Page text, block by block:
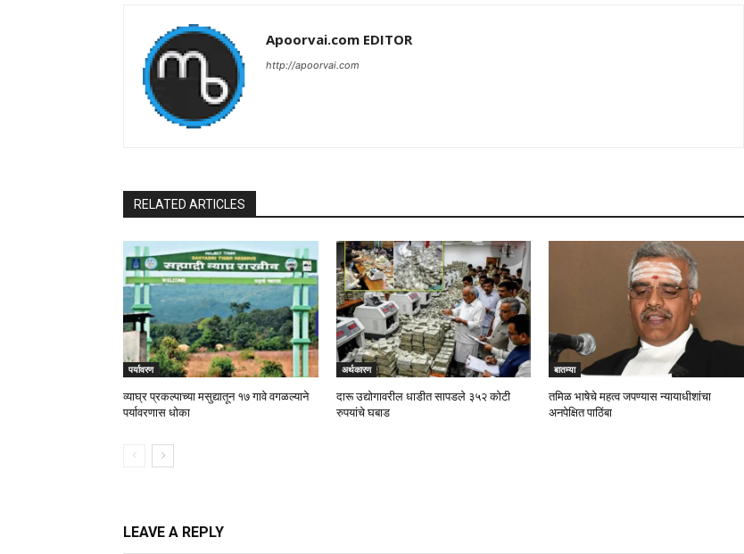
Apoorvai.com EDITOR
http://apoorvai.com
RELATED ARTICLES
पर्यावरण
व्याघ्र प्रकल्पाच्या मसुद्यातून १७ गावे वगळल्याने
पर्यावरणास धोका
अर्थकारण
दारू उद्योगावरील धाडीत सापडले ३५२ कोटी
रुपयांचे घबाड
बातम्या
तमिळ भाषेचे महत्व जपण्यास न्यायाधीशांचा
अनपेक्षित पाठिंबा
LEAVE A REPLY